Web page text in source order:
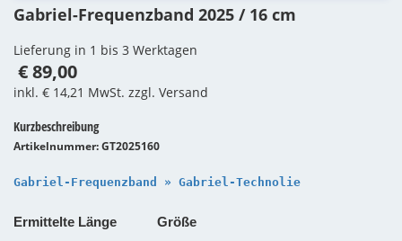
Gabriel-Frequenzband 2025 / 16 cm
Lieferung in 1 bis 3 Werktagen
€ 89,00
inkl. € 14,21 MwSt. zzgl. Versand
Kurzbeschreibung
Artikelnummer: GT2025160
Gabriel-Frequenzband » Gabriel-Technolie
Ermittelte Länge Größe